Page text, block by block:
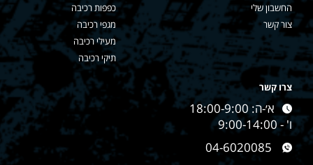
החשבון שלי
צור קשר
כפפות רכיבה
מגפי רכיבה
מעילי רכיבה
תיקי רכיבה
צרו קשר
א׳-ה: 18:00-9:00
ו' - 9:00-14:00
04-6020085